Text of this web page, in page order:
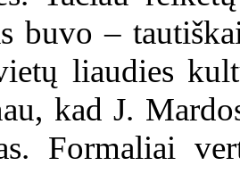
buvo –
liaudies
kad J.
Formaliai